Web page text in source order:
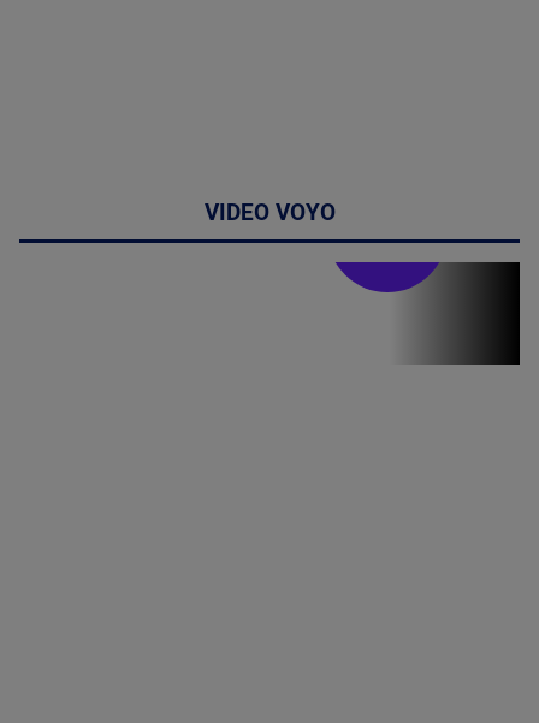
VIDEO VOYO